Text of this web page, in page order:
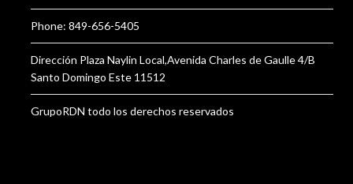
Phone: 849-656-5405
Dirección Plaza Naylin Local,Avenida Charles de Gaulle 4/B
Santo Domingo Este 11512
GrupoRDN todo los derechos reservados